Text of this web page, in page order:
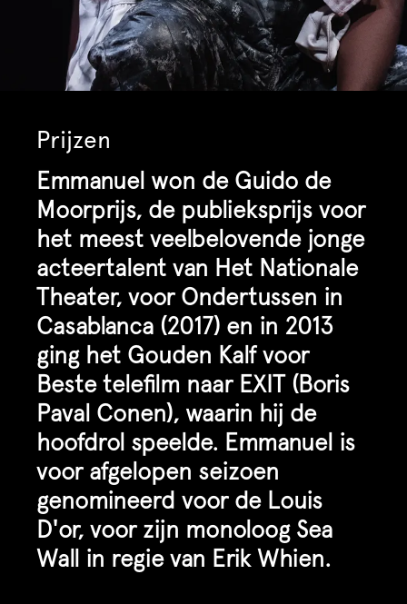
Prijzen
Emmanuel won de Guido de
Moorprijs, de publieksprijs voor
het meest veelbelovende jonge
acteertalent van Het Nationale
Theater, voor Ondertussen in
Casablanca (2017) en in 2013
ging het Gouden Kalf voor
Beste telefilm naar EXIT (Boris
Paval Conen), waarin hij de
hoofdrol speelde. Emmanuel is
voor afgelopen seizoen
genomineerd voor de Louis
D'or, voor zijn monoloog Sea
Wall in regie van Erik Whien.